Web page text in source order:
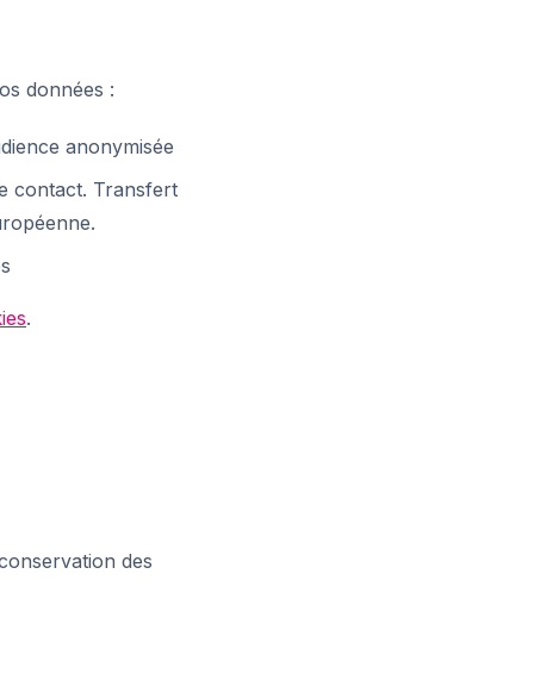
données :
anonymisée
contact. Transfert
.
des